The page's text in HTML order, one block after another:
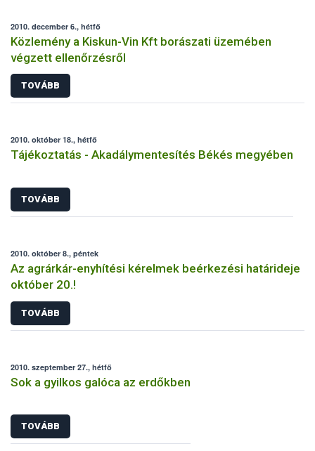
2010. december 6., hétfő
Közlemény a Kiskun-Vin Kft borászati üzemében
végzett ellenőrzésről
TOVÁBB
2010. október 18., hétfő
Tájékoztatás - Akadálymentesítés Békés megyében
TOVÁBB
2010. október 8., péntek
Az agrárkár-enyhítési kérelmek beérkezési határideje
október 20.!
TOVÁBB
2010. szeptember 27., hétfő
Sok a gyilkos galóca az erdőkben
TOVÁBB